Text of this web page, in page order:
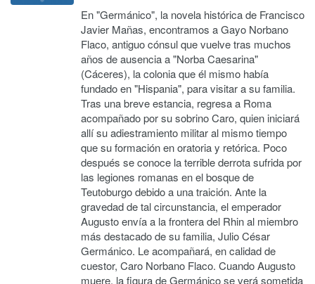
En "Germánico", la novela histórica de Francisco
Javier Mañas, encontramos a Gayo Norbano
Flaco, antiguo cónsul que vuelve tras muchos
años de ausencia a "Norba Caesarina"
(Cáceres), la colonia que él mismo había
fundado en "Hispania", para visitar a su familia.
Tras una breve estancia, regresa a Roma
acompañado por su sobrino Caro, quien iniciará
allí su adiestramiento militar al mismo tiempo
que su formación en oratoria y retórica. Poco
después se conoce la terrible derrota sufrida por
las legiones romanas en el bosque de
Teutoburgo debido a una traición. Ante la
gravedad de tal circunstancia, el emperador
Augusto envía a la frontera del Rhin al miembro
más destacado de su familia, Julio César
Germánico. Le acompañará, en calidad de
cuestor, Caro Norbano Flaco. Cuando Augusto
muere, la figura de Germánico se verá sometida